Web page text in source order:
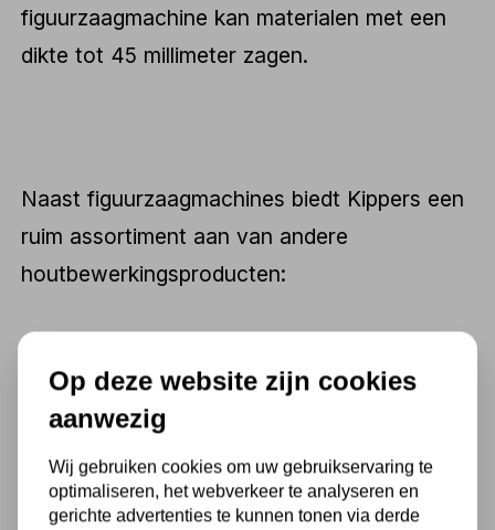
figuurzaagmachine kan materialen met een
dikte tot 45 millimeter zagen.
Naast figuurzaagmachines biedt Kippers een
ruim assortiment aan van andere
houtbewerkingsproducten:
Houtdraaibanken
Afkortzaagmachines
Afzuiginstallaties
Schuur en Schaafmachines
Op deze website zijn cookies
aanwezig
Wij gebruiken cookies om uw gebruikservaring te
optimaliseren, het webverkeer te analyseren en
gerichte advertenties te kunnen tonen via derde